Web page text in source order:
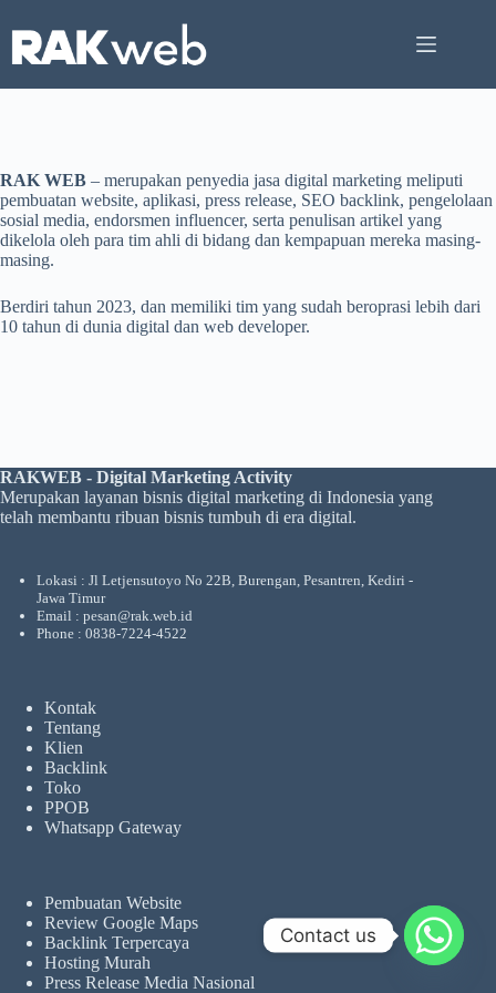
content
RAK WEB – merupakan penyedia jasa digital marketing meliputi
pembuatan website, aplikasi, press release, SEO backlink, pengelolaan
sosial media, endorsmen influencer, serta penulisan artikel yang
dikelola oleh para tim ahli di bidang dan kempapuan mereka masing-
masing.
Berdiri tahun 2023, dan memiliki tim yang sudah beroprasi lebih dari
10 tahun di dunia digital dan web developer.
RAKWEB - Digital Marketing Activity
Merupakan layanan bisnis digital marketing di Indonesia yang
telah membantu ribuan bisnis tumbuh di era digital.
Lokasi : Jl Letjensutoyo No 22B, Burengan, Pesantren, Kediri -
Jawa Timur
Email : pesan@rak.web.id
Phone : 0838-7224-4522
Kontak
Tentang
Klien
Backlink
Toko
PPOB
Whatsapp Gateway
Pembuatan Website
Review Google Maps
Backlink Terpercaya
Hosting Murah
Press Release Media Nasional
Contact us